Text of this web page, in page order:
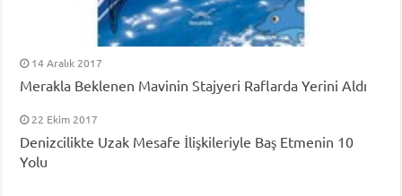
14 Aralık 2017
Merakla Beklenen Mavinin Stajyeri Raflarda Yerini Aldı
22 Ekim 2017
Denizcilikte Uzak Mesafe İlişkileriyle Baş Etmenin 10
Yolu